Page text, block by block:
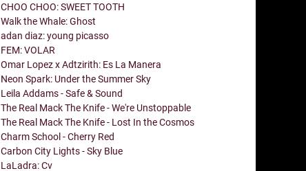
CHOO CHOO: SWEET TOOTH
Walk the Whale: Ghost
adan diaz: young picasso
FEM: VOLAR
Omar Lopez x Adtzirith: Es La Manera
Neon Spark: Under the Summer Sky
Leila Addams - Safe & Sound
The Real Mack The Knife - We're Unstoppable
The Real Mack The Knife - Lost In the Cosmos
Charm School - Cherry Red
Carbon City Lights - Sky Blue
LaLadra: Cv